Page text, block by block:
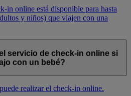
in online está disponible para hasta
y niños) que viajen con una
servicio de check-in online si
con un bebé?
realizar el check-in online.